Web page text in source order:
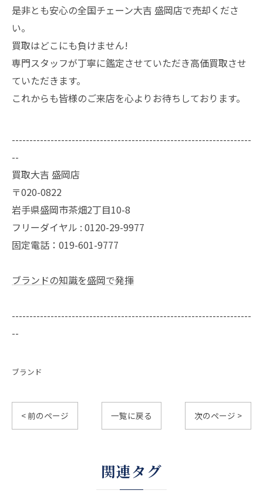
是非とも安心の全国チェーン大吉 盛岡店で売却くださ
い。
買取はどこにも負けません!
専門スタッフが丁寧に鑑定させていただき高価買取させ
ていただきます。
これからも皆様のご来店を心よりお待ちしております。
--------------------------------------------------------------------
--
買取大吉 盛岡店
〒020-0822
岩手県盛岡市茶畑2丁目10-8
フリーダイヤル : 0120-29-9977
固定電話：019-601-9777
ブランドの知識を盛岡で発揮
--------------------------------------------------------------------
--
ブランド
< 前のページ 一覧に戻る 次のページ >
関連タグ